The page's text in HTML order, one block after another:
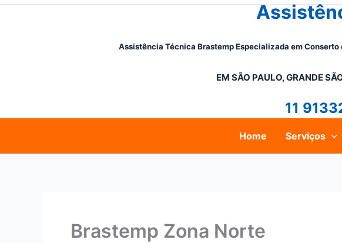
Assistência Técnica Brastemp Especializada em
EM SÃO PAULO, GRANDE
11
Home Serviços
Brastemp Zona Norte